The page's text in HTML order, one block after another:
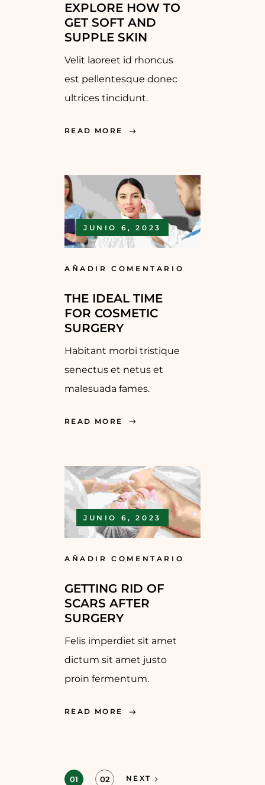
EXPLORE HOW TO
GET SOFT AND
SUPPLE SKIN
Velit laoreet id rhoncus
est pellentesque donec
ultrices tincidunt.
READ MORE
JUNIO 6, 2023
AÑADIR COMENTARIO
THE IDEAL TIME
FOR COSMETIC
SURGERY
Habitant morbi tristique
senectus et netus et
malesuada fames.
READ MORE
JUNIO 6, 2023
AÑADIR COMENTARIO
GETTING RID OF
SCARS AFTER
SURGERY
Felis imperdiet sit amet
dictum sit amet justo
proin fermentum.
READ MORE
01 02 NEXT